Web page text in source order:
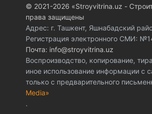
© 2021-2026 «Stroyvitrina.uz -
права защищены
Адрес: г. Ташкент, Яшнабадский
Регистрация электронного СМИ:
Почта: info@stroyvitrina.uz
Воспроизводство, копирование,
иное использование информации с
только с предварительного
Media»
.